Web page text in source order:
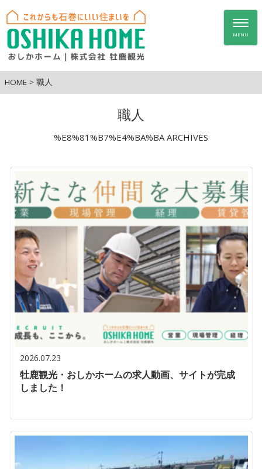
MENU
HOME> 職人
職人
%E8%81%B7%E4%BA%BA ARCHIVES
2026.07.23
牡鹿観光・おしかホームの求人動画、サイトが完成
しました！